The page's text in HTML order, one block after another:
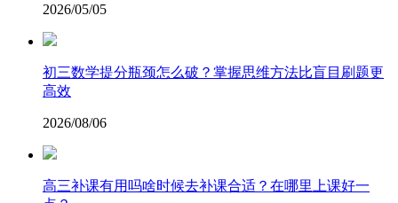
2026/05/05
​初三数学提分瓶颈怎么破？掌握思维方法比盲目刷题更
高效
2026/08/06
高三补课有用吗啥时候去补课合适？在哪里上课好一